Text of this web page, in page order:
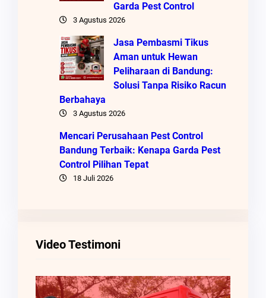
Garda Pest Control
3 Agustus 2026
Jasa Pembasmi Tikus
Aman untuk Hewan
Peliharaan di Bandung:
Solusi Tanpa Risiko Racun
Berbahaya
3 Agustus 2026
Mencari Perusahaan Pest Control
Bandung Terbaik: Kenapa Garda Pest
Control Pilihan Tepat
18 Juli 2026
Video Testimoni